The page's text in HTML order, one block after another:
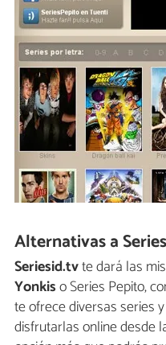
Alternativas a
Seriesid.tvte dará las
Yonkiso Series Pepito,
te ofrece diversas series
disfrutarlas online desde